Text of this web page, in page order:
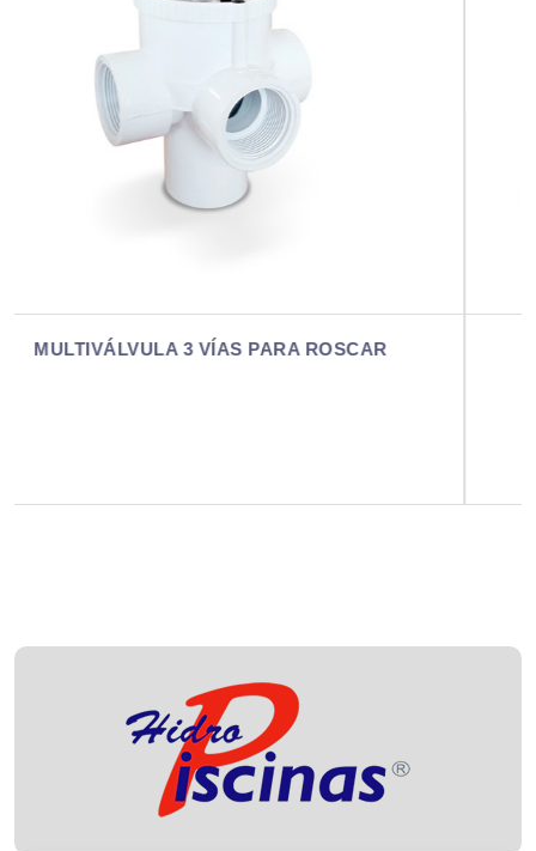
MULTIVÁLVULA 2 VÍAS PARA PEGAR